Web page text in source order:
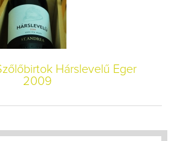
Hárslevelű Eger
2009